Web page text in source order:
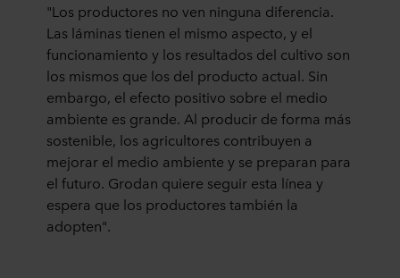
"Los productores no ven ninguna diferencia.
Las láminas tienen el mismo aspecto, y el
funcionamiento y los resultados del cultivo son
los mismos que los del producto actual. Sin
embargo, el efecto positivo sobre el medio
ambiente es grande. Al producir de forma más
sostenible, los agricultores contribuyen a
mejorar el medio ambiente y se preparan para
el futuro. Grodan quiere seguir esta línea y
espera que los productores también la
adopten".